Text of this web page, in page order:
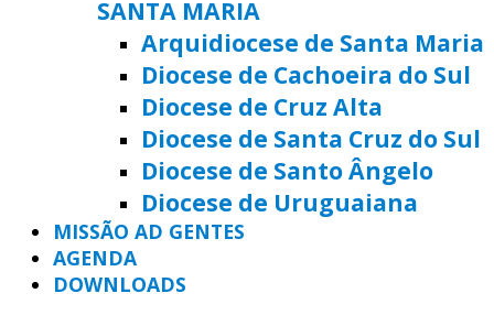
SANTA MARIA
Arquidiocese de Santa Maria
Diocese de Cachoeira do Sul
Diocese de Cruz Alta
Diocese de Santa Cruz do Sul
Diocese de Santo Ângelo
Diocese de Uruguaiana
MISSÃO AD GENTES
AGENDA
DOWNLOADS